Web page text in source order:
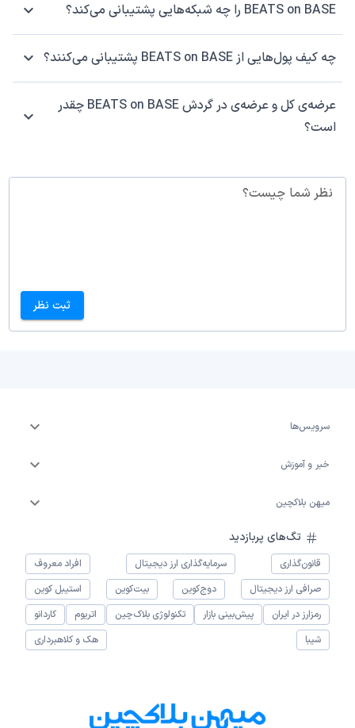
BEATS on BASE را چه شبکه‌هایی پشتیبانی می‌کند؟
چه کیف پول‌هایی از BEATS on BASE پشتیبانی می‌کنند؟
عرضه‌ی کل و عرضه‌ی در گردش BEATS on BASE چقدر
است؟
نظر شما چیست؟
ثبت نظر
سرویس‌ها
خبر و آموزش
میهن بلاکچین
تگ‌های پربازدید
قانون‌گذاری سرمایه‌گذاری ارز دیجیتال
افراد معروف
صرافی ارز دیجیتال
دوج‌کوین بیت‌کوین
استیبل کوین
رمزارز در ایران
پیش‌بینی بازار تکنولوژی بلاک‌چین اتریوم
کاردانو
شیبا
هک و کلاهبرداری